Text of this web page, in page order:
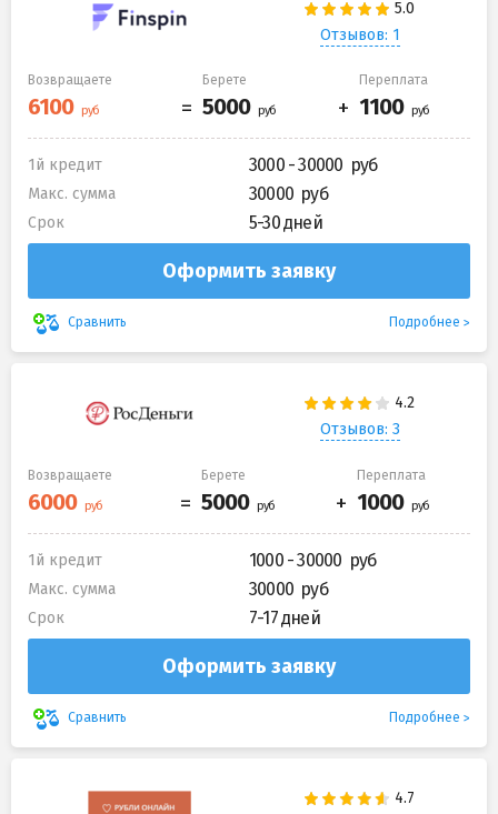
Отзывов: 1
Возвращаете Берете Переплата
1й кредит 3000 - 30000
Макс. сумма 30000
Срок 5-30 дней
Оформить заявку
Сравнить Подробнее
Отзывов: 3
Возвращаете Берете Переплата
1й кредит 1000 - 30000
Макс. сумма 30000
Срок 7-17 дней
Оформить заявку
Сравнить Подробнее